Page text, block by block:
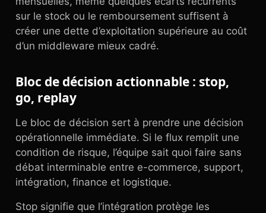
sur le stock ou le remboursement suffisent à
créer une dette d’exploitation supérieure au coût
d’un middleware mieux cadré.
Bloc de décision actionnable : stop,
go, replay
Le bloc de décision sert à prendre une décision
opérationnelle immédiate. Si le flux remplit une
condition de risque, l’équipe sait quoi faire sans
débat interminable entre e-commerce, support,
intégration, finance et logistique.
Stop signifie que l’intégration protège les